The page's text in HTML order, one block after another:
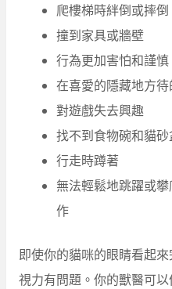
爬樓梯時絆倒或摔倒
撞到家具或牆壁
行為更加害怕和謹慎
在喜愛的隱藏地方
對遊戲失去興趣
找不到食物碗和貓砂
行走時蹲著
無法輕鬆地跳躍或
作
即使你的貓咪的眼睛看起
視力有問題。你的獸醫可